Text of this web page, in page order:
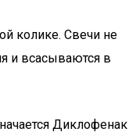
колике. Свечи не
и всасываются в
Диклофенак